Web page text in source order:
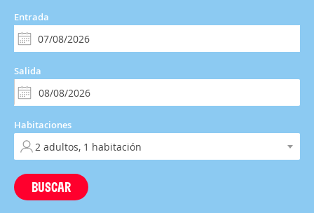
Entrada
Salida
Habitaciones
BUSCAR